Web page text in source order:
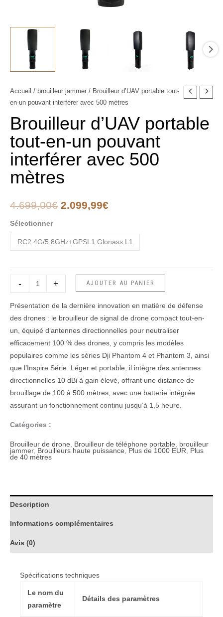
Accueil / brouilleur jammer / Brouilleur d’UAV portable tout-
en-un pouvant interférer avec 500 mètres
Brouilleur d’UAV portable
tout-en-un pouvant
interférer avec 500
mètres
4.699,00€
Le
initial
était :
2.099,99€
Le
actuel
est :
Sélectionner
RC2.4G/5.8GHz+GPSL1 Glonass L1
-
quantité
de
Brouilleur
d'UAV
portable
tout-
en-
un
interférer
mètres
+ AJOUTER AU PANIER
Présentation de la dernière innovation en matière de défense
des drones : le brouilleur de signal de drone compact tout-en-
un, équipé d’antennes directionnelles pour neutraliser
efficacement 100 % des drones, y compris les modèles
populaires comme les séries Dji Phantom 4 et Phantom 3, ainsi
que l’Inspire Série. Léger et portable, il intègre des antennes
directionnelles 10 dBi à gain élevé, offrant une distance de
brouillage de 100 à 500 mètres, avec une batterie intégrée
assurant un fonctionnement continu jusqu’à 1,5 heure.
Catégories :
Brouilleur de drone, Brouilleur de téléphone portable, brouilleur
jammer, Brouilleurs haute puissance, Plus de 1000 EUR, Plus
de 40 mètres
Description
Informations complémentaires
Avis (0)
Spécifications techniques
Le nom du
paramètre
Détails des paramètres